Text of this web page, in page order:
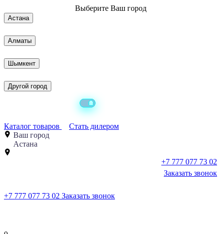
Выберите Ваш город
Астана
Алматы
Шымкент
Другой город
Каталог товаров
Стать дилером
Ваш город
Астана
+7 777 077 73 02
Заказать звонок
+7 777 077 73 02 Заказать звонок